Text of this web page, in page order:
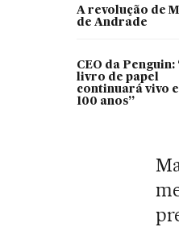
A revolução de
de Andrade
CEO da Penguin:
livro de papel
continuará vivo
100 anos”